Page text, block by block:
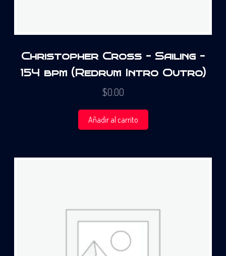
Christopher Cross – Sailing –
154 bpm (Redrum Intro Outro)
$0.00
Añadir al carrito